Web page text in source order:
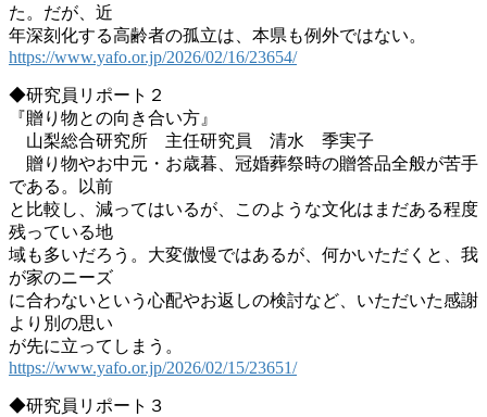
た。だが、近
年深刻化する高齢者の孤立は、本県も例外ではない。
https://www.yafo.or.jp/2026/02/16/23654/
◆研究員リポート２
『贈り物との向き合い方』
山梨総合研究所 主任研究員 清水 季実子
贈り物やお中元・お歳暮、冠婚葬祭時の贈答品全般が苦手
である。以前
と比較し、減ってはいるが、このような文化はまだある程度
残っている地
域も多いだろう。大変傲慢ではあるが、何かいただくと、我
が家のニーズ
に合わないという心配やお返しの検討など、いただいた感謝
より別の思い
が先に立ってしまう。
https://www.yafo.or.jp/2026/02/15/23651/
◆研究員リポート３